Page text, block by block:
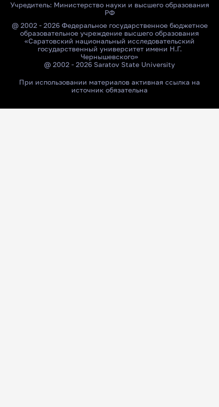
Учредитель: Министерство науки и высшего образования
РФ
@ 2002 - 2026 Федеральное государственное бюджетное
образовательное учреждение высшего образования
«Саратовский национальный исследовательский
государственный университет имени Н.Г.
Чернышевского»
@ 2002 - 2026 Saratov State University
При использовании материалов активная ссылка на
источник обязательна